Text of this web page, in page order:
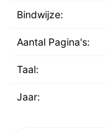
Bindwijze:
Aantal Pagina's:
Taal:
Jaar: